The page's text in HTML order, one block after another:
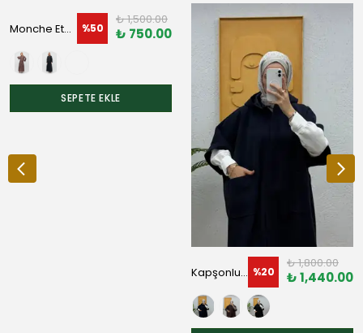
Monche Etekli Oversize Kurdeleli Paraşüt Takım %50
₺ 1,500.00
₺ 750.00
SEPETE EKLE
Kapşonlu Kaşe Panço %20
₺ 1,800.00
₺ 1,440.00